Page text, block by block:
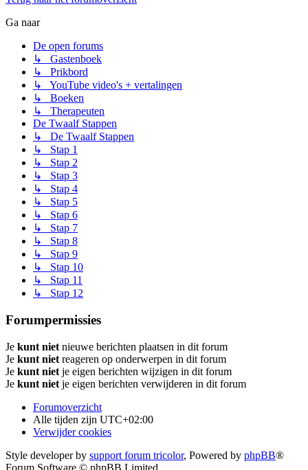
Ga naar
De open forums
↳ Gastenboek
↳ Prikbord
↳ YouTube video's + vertalingen
↳ Boeken
↳ Therapeuten
De Twaalf Stappen
↳ De Twaalf Stappen
↳ Stap 1
↳ Stap 2
↳ Stap 3
↳ Stap 4
↳ Stap 5
↳ Stap 6
↳ Stap 7
↳ Stap 8
↳ Stap 9
↳ Stap 10
↳ Stap 11
↳ Stap 12
Forumpermissies
Je kunt niet nieuwe berichten plaatsen in dit forum
Je kunt niet reageren op onderwerpen in dit forum
Je kunt niet je eigen berichten wijzigen in dit forum
Je kunt niet je eigen berichten verwijderen in dit forum
Forumoverzicht
Alle tijden zijn UTC+02:00
Verwijder cookies
Style developer by support forum tricolor, Powered by phpBB®
Forum Software © phpBB Limited